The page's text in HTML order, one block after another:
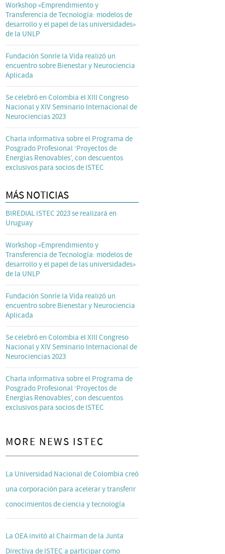
Workshop «Emprendimiento y
Transferencia de Tecnología: modelos de
desarrollo y el papel de las universidades»
de la UNLP
Fundación Sonríe la Vida realizó un
encuentro sobre Bienestar y Neurociencia
Aplicada
Se celebró en Colombia el XIII Congreso
Nacional y XIV Seminario Internacional de
Neurociencias 2023
Charla informativa sobre el Programa de
Posgrado Profesional ‘Proyectos de
Energías Renovables’, con descuentos
exclusivos para socios de ISTEC
MÁS NOTICIAS
BIREDIAL ISTEC 2023 se realizará en
Uruguay
Workshop «Emprendimiento y
Transferencia de Tecnología: modelos de
desarrollo y el papel de las universidades»
de la UNLP
Fundación Sonríe la Vida realizó un
encuentro sobre Bienestar y Neurociencia
Aplicada
Se celebró en Colombia el XIII Congreso
Nacional y XIV Seminario Internacional de
Neurociencias 2023
Charla informativa sobre el Programa de
Posgrado Profesional ‘Proyectos de
Energías Renovables’, con descuentos
exclusivos para socios de ISTEC
MORE NEWS ISTEC
La Universidad Nacional de Colombia creó
una corporación para acelerar y transferir
conocimientos de ciencia y tecnología
La OEA invitó al Chairman de la Junta
Directiva de ISTEC a participar como